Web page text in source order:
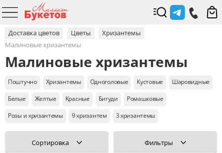
Доставка цветов Цветы
Хризантемы
Малиновые хризантемы
Малиновые хризантемы
Поштучно Хризантемы Одноголовые Кустовые
Шаровидные
Белые
Желтые Красные Бигуди
Ромашковые
Розы и хризантемы
9 хризантем 3 хризантемы
Сортировка Фильтры